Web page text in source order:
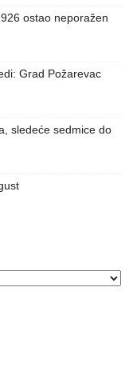
ostao neporažen
Grad Požarevac
sledeće sedmice do